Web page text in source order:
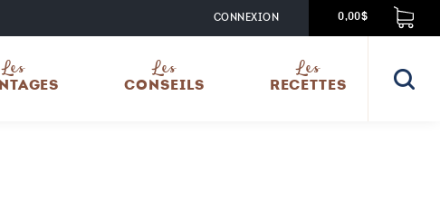
0,00$
CONNEXION
Les Les
CONSEILS
Les
RECETTES